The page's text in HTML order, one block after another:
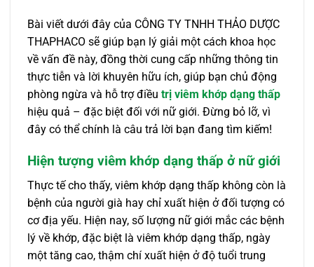
Bài viết dưới đây của CÔNG TY TNHH THẢO DƯỢC
THAPHACO sẽ giúp bạn lý giải một cách khoa học
về vấn đề này, đồng thời cung cấp những thông tin
thực tiễn và lời khuyên hữu ích, giúp bạn chủ động
phòng ngừa và hỗ trợ điều trị viêm khớp dạng thấp
hiệu quả – đặc biệt đối với nữ giới. Đừng bỏ lỡ, vì
đây có thể chính là câu trả lời bạn đang tìm kiếm!
Hiện tượng viêm khớp dạng thấp ở nữ giới
Thực tế cho thấy, viêm khớp dạng thấp không còn là
bệnh của người già hay chỉ xuất hiện ở đối tượng có
cơ địa yếu. Hiện nay, số lượng nữ giới mắc các bệnh
lý về khớp, đặc biệt là viêm khớp dạng thấp, ngày
một tăng cao, thậm chí xuất hiện ở độ tuổi trung